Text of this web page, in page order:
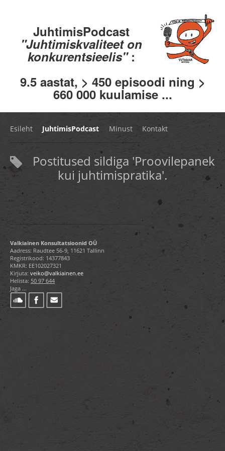
JuhtimisPodcast
"Juhtimiskvaliteet on
konkurentsieelis" :
9.5 aastat, > 450 episoodi ning >
660 000 kuulamise ...
Esileht JuhtimisPodcast Minust Kontakt
Postitused sildiga 'Proovilepanek
kui juhtimispratika'.
Valkiainen Konsultatsioonid OÜ
Aadress: Raudtee 56-9, 11621 Tallinn
Registrikood: 14377843
KMKR: EE102027321
Kirjuta: veiko@valkiainen.ee
Helista: 50 97 644
Jaga ...